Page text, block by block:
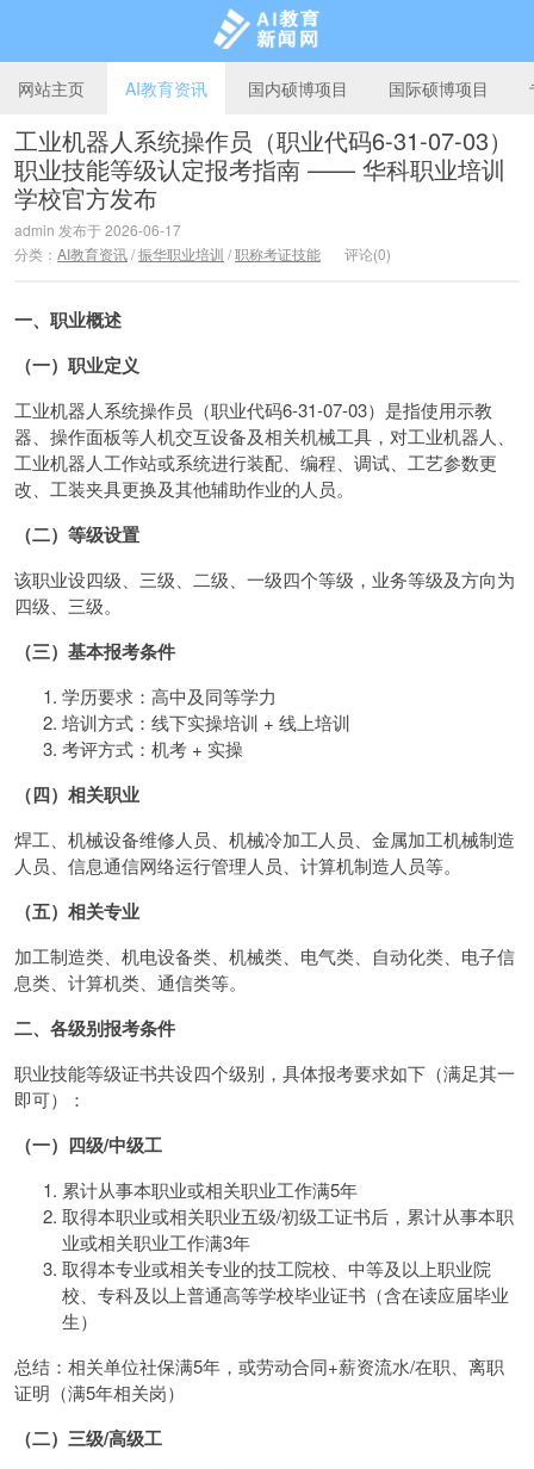
AI教育新闻网
网站主页 AI教育资讯 国内硕博项目 国际硕博项目
工业机器人系统操作员（职业代码6-31-07-03）
职业技能等级认定报考指南 —— 华科职业培训
学校官方发布
admin 发布于 2026-06-17
分类： AI教育资讯/振华职业培训 /职称考证技能 评论(0)
一、职业概述
（一）职业定义
工业机器人系统操作员（职业代码6-31-07-03）是指使用示教
器、操作面板等人机交互设备及相关机械工具，对工业机器人、
工业机器人工作站或系统进行装配、编程、调试、工艺参数更
改、工装夹具更换及其他辅助作业的人员。
（二）等级设置
该职业设四级、三级、二级、一级四个等级，业务等级及方向为
四级、三级。
（三）基本报考条件
学历要求：高中及同等学力
培训方式：线下实操培训 + 线上培训
考评方式：机考 + 实操
（四）相关职业
焊工、机械设备维修人员、机械冷加工人员、金属加工机械制造
人员、信息通信网络运行管理人员、计算机制造人员等。
（五）相关专业
加工制造类、机电设备类、机械类、电气类、自动化类、电子信
息类、计算机类、通信类等。
二、各级别报考条件
职业技能等级证书共设四个级别，具体报考要求如下（满足其一
即可）：
（一）四级/中级工
累计从事本职业或相关职业工作满5年
取得本职业或相关职业五级/初级工证书后，累计从事本职
业或相关职业工作满3年
取得本专业或相关专业的技工院校、中等及以上职业院
校、专科及以上普通高等学校毕业证书（含在读应届毕业
生）
总结：相关单位社保满5年，或劳动合同+薪资流水/在职、离职
证明（满5年相关岗）
（二）三级/高级工